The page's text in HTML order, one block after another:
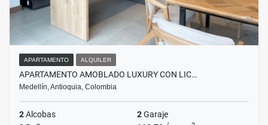
APARTAMENTO ALQUILER
APARTAMENTO AMOBLADO LUXURY CON LIC…
Medellín, Antioquia, Colombia
2Alcobas 2Garaje